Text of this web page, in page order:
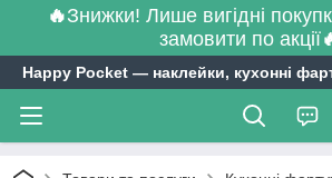
🔥Знижки! Лише вигідні
замовити по акції
Happy Pocket ― наклейки, кухонні